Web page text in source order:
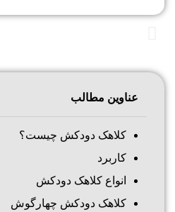
عناوین مطالب
کلاهک دودکش چیست؟
کاربرد
انواع کلاهک دودکش
کلاهک دودکش چهارگوش